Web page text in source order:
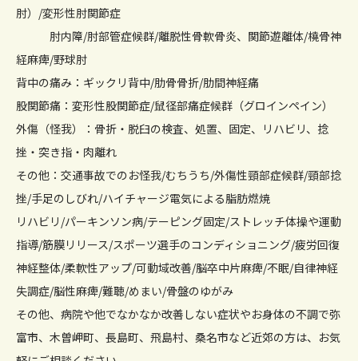
肘）/変形性肘関節症
肘内障/肘部管症候群/離脱性骨軟骨炎、関節遊離体/橈骨神
経麻痺/野球肘
背中の痛み：ギックリ背中/肋骨骨折/肋間神経痛
股関節痛：変形性股関節症/鼠径部痛症候群（グロインペイン）
外傷（怪我）：骨折・脱臼の検査、処置、固定、リハビリ、捻
挫・突き指・肉離れ
その他：交通事故でのお怪我/むちうち/外傷性頸部症候群/頸部捻
挫/手足のしびれ/ハイチャージ電気による脂肪燃焼
リハビリ/パーキンソン病/テーピング固定/ストレッチ体操や運動
指導/筋膜リリース/スポーツ選手のコンディショニング/疲労回復
神経整体/柔軟性アップ/可動域改善/脳卒中片麻痺/不眠/自律神経
失調症/脳性麻痺/難聴/めまい/骨盤のゆがみ
その他、病院や他でなかなか改善しない症状やお身体の不調で弥
富市、木曽岬町、長島町、飛島村、桑名市など近郊の方は、お気